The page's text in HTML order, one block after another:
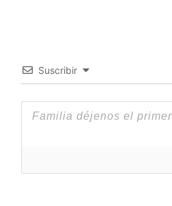
Suscribir